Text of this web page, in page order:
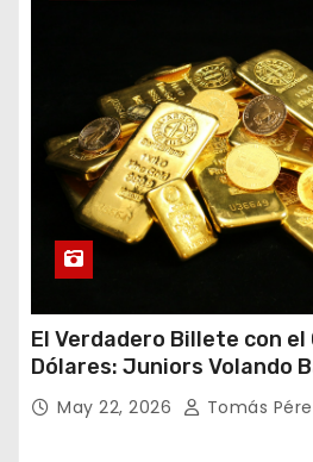
El Verdadero Billete con el
Dólares: Juniors Volando
Gigantes Tropezando
May 22, 2026 Tomás